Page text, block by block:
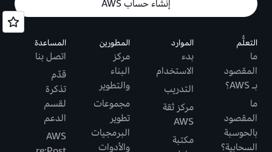
إنشاء حساب AWS
التعلُّم
ما
المقصود
بـ AWS؟
ما
المقصود
بالحوسبة
السحابية؟
الموارد
بدء
الاستخدام
التدريب
مركز ثقة
AWS
مكتبة
المطورين
مركز
البناء
والتطوير
مجموعات
تطوير
البرمجيات
والأدوات
المساعدة
اتصل بنا
قدّم
تذكرة
لقسم
الدعم
AWS